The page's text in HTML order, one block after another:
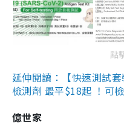
點
延伸閱讀：【快速測試
檢測劑 最平$18起 ！可
億世家